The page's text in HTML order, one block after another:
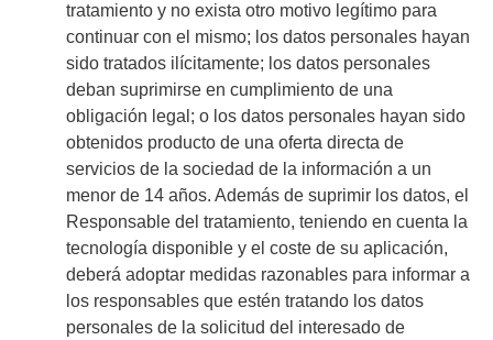
tratamiento y no exista otro motivo legítimo para
continuar con el mismo; los datos personales hayan
sido tratados ilícitamente; los datos personales
deban suprimirse en cumplimiento de una
obligación legal; o los datos personales hayan sido
obtenidos producto de una oferta directa de
servicios de la sociedad de la información a un
menor de 14 años. Además de suprimir los datos, el
Responsable del tratamiento, teniendo en cuenta la
tecnología disponible y el coste de su aplicación,
deberá adoptar medidas razonables para informar a
los responsables que estén tratando los datos
personales de la solicitud del interesado de